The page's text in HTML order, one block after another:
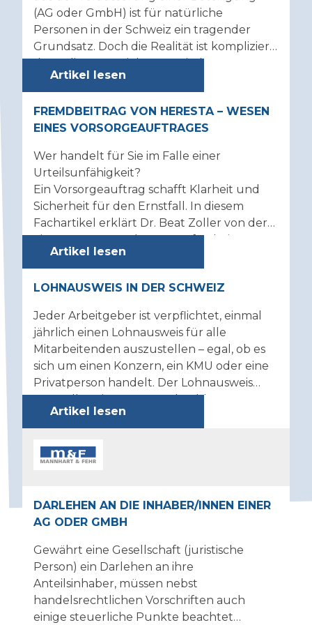
Rechnungswesen
(AG oder GmbH) ist für natürliche
Personen in der Schweiz ein tragender
Grundsatz. Doch die Realität ist kompliziert,
denn die Grenzziehung zwischen
steuerfreiem Kapitalgewinn und einer
allfälligen Besteuerung dieses
«Kapitalgewinnes» ist ein schmaler Grat und
wird von Seiten der Steuerbehörden und
verwässert. Der nachfolgende Artikel
befasst sich mit der steuerlichen
Problematik von Earn-out-Zahlungen.1
Artikel lesen
FREMDBEITRAG VON HERESTA – WESEN
EINES VORSORGEAUFTRAGES
Wer handelt für Sie im Falle einer
Urteilsunfähigkeit?
Ein Vorsorgeauftrag schafft Klarheit und
Sicherheit für den Ernstfall. In diesem
Fachartikel erklärt Dr. Beat Zoller von der
Firma Heresta GmbH, worauf es beim
Vorsorgeauftrag ankommt.
Artikel lesen
LOHNAUSWEIS IN DER SCHWEIZ
Jeder Arbeitgeber ist verpflichtet, einmal
jährlich einen Lohnausweis für alle
Mitarbeitenden auszustellen – egal, ob es
sich um einen Konzern, ein KMU oder eine
Privatperson handelt. Der Lohnausweis
muss alle Leistungen und geldwerten
Vorteile enthalten, die dem Arbeitnehmer
im betreffenden Jahr im Zusammenhang
mit dem Arbeitsverhältnis zugeflossen sind.
Dabei sind sowohl gesetzliche als auch
Artikel lesen
DARLEHEN AN DIE INHABER/INNEN EINER
AG ODER GMBH
Gewährt eine Gesellschaft (juristische
Person) ein Darlehen an ihre
Anteilsinhaber, müssen nebst
handelsrechtlichen Vorschriften auch
einige steuerliche Punkte beachtet